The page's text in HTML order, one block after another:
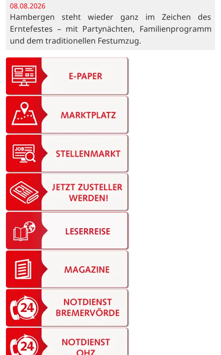
08.08.2026
Hambergen steht wieder ganz im Zeichen des
Erntefestes – mit Partynächten, Familienprogramm
und dem traditionellen Festumzug.